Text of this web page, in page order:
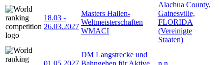
18.03 -
26.03.2027
Masters Hallen-
Weltmeisterschaften
WMACI
Alachua County,
Gainesville,
FLORIDA
(Vereinigte
Staaten)
DM Langstrecke und